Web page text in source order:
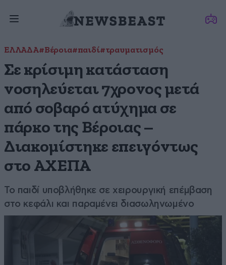
ΕΛΛΑΔΑ#Βέροια#παιδί#τραυματισμός
Σε κρίσιμη κατάσταση
νοσηλεύεται 7χρονος μετά
από σοβαρό ατύχημα σε
πάρκο της Βέροιας –
Διακομίστηκε επειγόντως
στο ΑΧΕΠΑ
Το παιδί υποβλήθηκε σε χειρουργική επέμβαση
στο κεφάλι και παραμένει διασωληνωμένο